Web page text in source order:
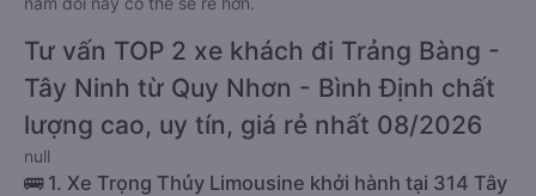
Tư vấn TOP 2 xe khách đi Trảng Bàng -
Tây Ninh từ Quy Nhơn - Bình Định chất
lượng cao, uy tín, giá rẻ nhất 08/2026
null
🚌 1. Xe Trọng Thủy Limousine khởi hành tại 314 Tây